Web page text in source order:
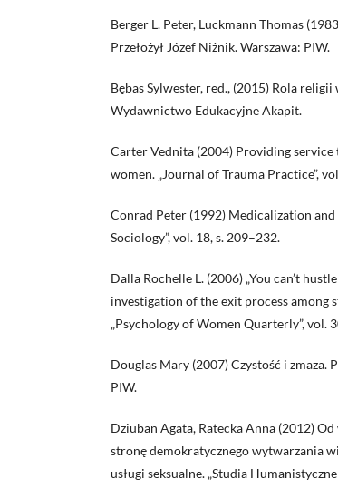
Berger L. Peter, Luckmann Thomas
Przełożył Józef Niżnik. Warszawa: PIW.
Bębas Sylwester, red., (2015) Rola
Wydawnictwo Edukacyjne Akapit.
Carter Vednita (2004) Providing
women. „Journal of Trauma Practice”,
Conrad Peter (1992) Medicalization
Sociology”, vol. 18, s. 209–232.
Dalla Rochelle L. (2006) „You can’t
investigation of the exit process
„Psychology of Women Quarterly”, vol.
Douglas Mary (2007) Czystość i zmaza.
PIW.
Dziuban Agata, Ratecka Anna (2012)
stronę demokratycznego wytwarzania
usługi seksualne. „Studia